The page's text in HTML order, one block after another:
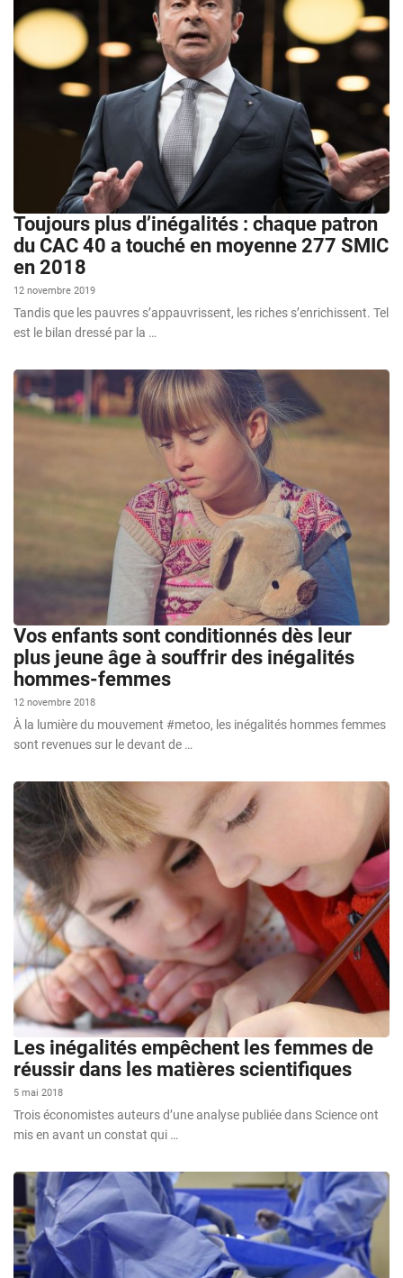
Toujours plus d’inégalités : chaque patron
du CAC 40 a touché en moyenne 277 SMIC
en 2018
12 novembre 2019
Tandis que les pauvres s’appauvrissent, les riches s’enrichissent. Tel
est le bilan dressé par la …
Vos enfants sont conditionnés dès leur
plus jeune âge à souffrir des inégalités
hommes-femmes
12 novembre 2018
À la lumière du mouvement #metoo, les inégalités hommes femmes
sont revenues sur le devant de …
Les inégalités empêchent les femmes de
réussir dans les matières scientifiques
5 mai 2018
Trois économistes auteurs d’une analyse publiée dans Science ont
mis en avant un constat qui …